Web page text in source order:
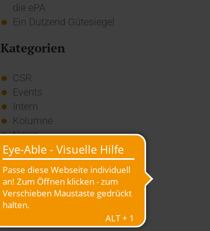
die ePA
Ein Dutzend Gütesiegel
Kategorien
CSR
Events
Intern
Kolumne
News
Overview
Presse
Report
Standard Echo
Stories